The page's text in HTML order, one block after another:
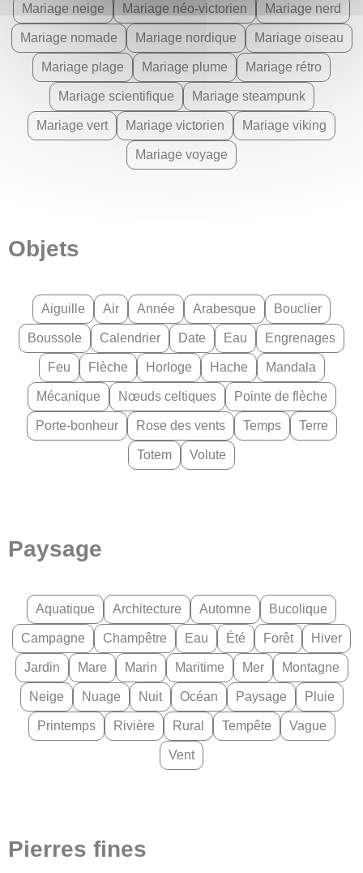
Mariage neige Mariage néo-victorien Mariage nerd
Mariage nomade Mariage nordique Mariage oiseau
Mariage plage Mariage plume Mariage rétro
Mariage scientifique Mariage steampunk
Mariage vert Mariage victorien Mariage viking
Mariage voyage
Objets
Aiguille Air Année Arabesque Bouclier
Boussole Calendrier Date Eau Engrenages
Feu Flèche Horloge Hache Mandala
Mécanique Nœuds celtiques Pointe de flèche
Porte-bonheur Rose des vents Temps Terre
Totem Volute
Paysage
Aquatique Architecture Automne Bucolique
Campagne Champêtre Eau Été Forêt Hiver
Jardin Mare Marin Maritime Mer Montagne
Neige Nuage Nuit Océan Paysage Pluie
Printemps Rivière Rural Tempête Vague
Vent
Pierres fines